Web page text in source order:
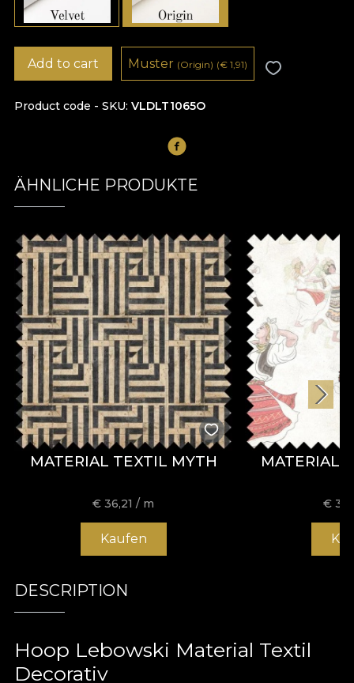
Product code - SKU VLDLT1065O
Add to cart Muster (Origin) (€ 1,91)
ÄHNLICHE PRODUKTE
MATERIAL TEXTIL MYTH
€36,21 / m
Kaufen
MATERIAL
€
DESCRIPTION
Hoop Lebowski Material Textil
Decorativ